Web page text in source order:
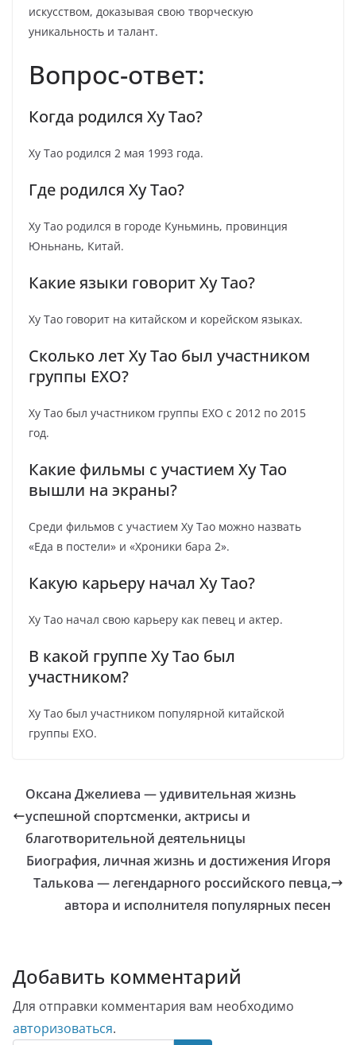
искусством, доказывая свою творческую
уникальность и талант.
Вопрос-ответ:
Когда родился Ху Тао?
Ху Тао родился 2 мая 1993 года.
Где родился Ху Тао?
Ху Тао родился в городе Куньминь, провинция
Юньнань, Китай.
Какие языки говорит Ху Тао?
Ху Тао говорит на китайском и корейском языках.
Сколько лет Ху Тао был участником
группы EXO?
Ху Тао был участником группы EXO с 2012 по 2015
год.
Какие фильмы с участием Ху Тао
вышли на экраны?
Среди фильмов с участием Ху Тао можно назвать
«Еда в постели» и «Хроники бара 2».
Какую карьеру начал Ху Тао?
Ху Тао начал свою карьеру как певец и актер.
В какой группе Ху Тао был
участником?
Ху Тао был участником популярной китайской
группы EXO.
Оксана Джелиева — удивительная жизнь
успешной спортсменки, актрисы и
благотворительной деятельницы
Биография, личная жизнь и достижения Игоря
Талькова — легендарного российского певца,
автора и исполнителя популярных песен
Добавить комментарий
Для отправки комментария вам необходимо
авторизоваться.